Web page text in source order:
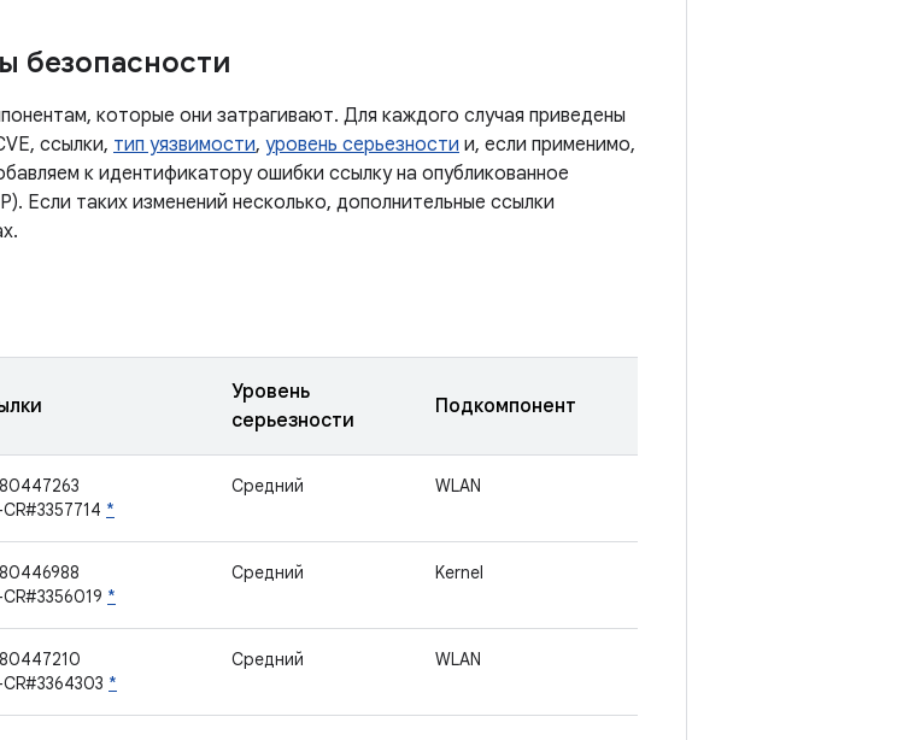
безопасности
которые они затрагивают. Для каждого случая приведены
ссылки, тип уязвимости, уровень серьезности и, если применимо,
к идентификатору ошибки ссылку на опубликованное
Если таких изменений несколько, дополнительные ссылки
Уровень
серьезности
Подкомпонент
*
Средний WLAN
*
Средний Kernel
*
Средний WLAN